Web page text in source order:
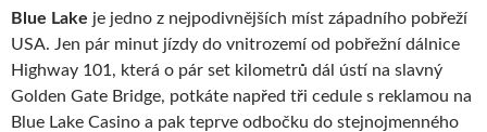
Blue Lake je jedno z nejpodivnějších míst západního pobřeží
USA. Jen pár minut jízdy do vnitrozemí od pobřežní dálnice
Highway 101, která o pár set kilometrů dál ústí na slavný
Golden Gate Bridge, potkáte napřed tři cedule s reklamou na
Blue Lake Casino a pak teprve odbočku do stejnojmenného